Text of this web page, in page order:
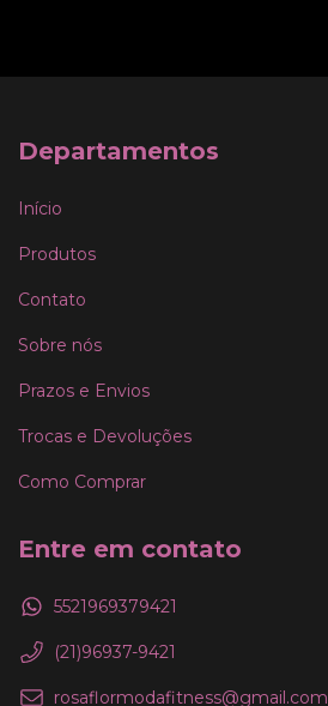
Departamentos
Início
Produtos
Contato
Sobre nós
Prazos e Envios
Trocas e Devoluções
Como Comprar
Entre em contato
5521969379421
(21)96937-9421
rosaflormodafitness@gmail.com